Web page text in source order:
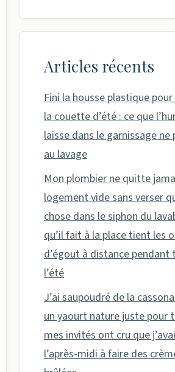
Articles récents
Fini la housse plastique
la couette d’été : ce que
laisse dans le garnissage ne
au lavage
Mon plombier ne quitte
logement vide sans verser
chose dans le siphon du
qu’il fait à la place tient les
d’égout à distance pendant
l’été
J’ai saupoudré de la
un yaourt nature juste pour
mes invités ont cru que
l’après-midi à faire des